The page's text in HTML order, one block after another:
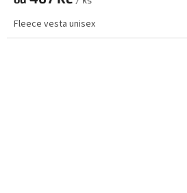
Fleece vesta unisex